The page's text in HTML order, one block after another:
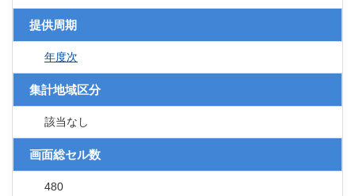
提供周期
年度次
集計地域区分
該当なし
画面総セル数
480